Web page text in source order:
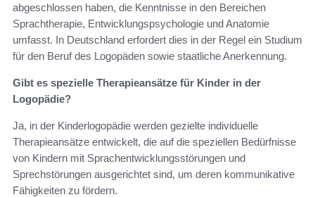
abgeschlossen haben, die Kenntnisse in den Bereichen
Sprachtherapie, Entwicklungspsychologie und Anatomie
umfasst. In Deutschland erfordert dies in der Regel ein Studium
für den Beruf des Logopäden sowie staatliche Anerkennung.
Gibt es spezielle Therapieansätze für Kinder in der
Logopädie?
Ja, in der Kinderlogopädie werden gezielte individuelle
Therapieansätze entwickelt, die auf die speziellen Bedürfnisse
von Kindern mit Sprachentwicklungsstörungen und
Sprechstörungen ausgerichtet sind, um deren kommunikative
Fähigkeiten zu fördern.